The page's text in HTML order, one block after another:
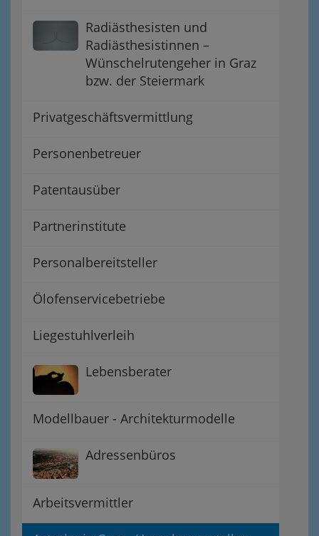
Radiästhesisten und
Radiästhesistinnen –
Wünschelrutengeher in Graz
bzw. der Steiermark
Privatgeschäftsvermittlung
Personenbetreuer
Patentausüber
Partnerinstitute
Personalbereitsteller
Ölofenservicebetriebe
Liegestuhlverleih
Lebensberater
Modellbauer - Architekturmodelle
Adressenbüros
Arbeitsvermittler